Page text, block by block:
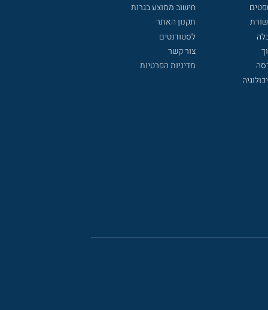
חישוב ממוצע בגרות
תקנון האתר
לסטודנטים
צור קשר
מדיניות הפרטיות